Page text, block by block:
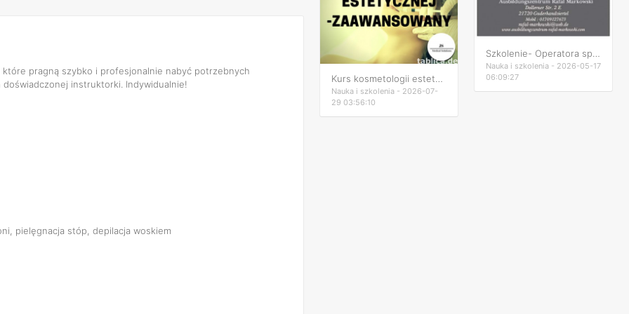
pragną szybko i profesjonalnie nabyć potrzebnych
instruktorki. Indywidualnie!
pielęgnacja stóp, depilacja woskiem
Nauka i szkolenia - 2026-07-
29 03:56:10
Szkolenie- Operatora sprzętu ciężkiego (niemieckie)
Nauka i szkolenia - 2026-05-17
06:09:27